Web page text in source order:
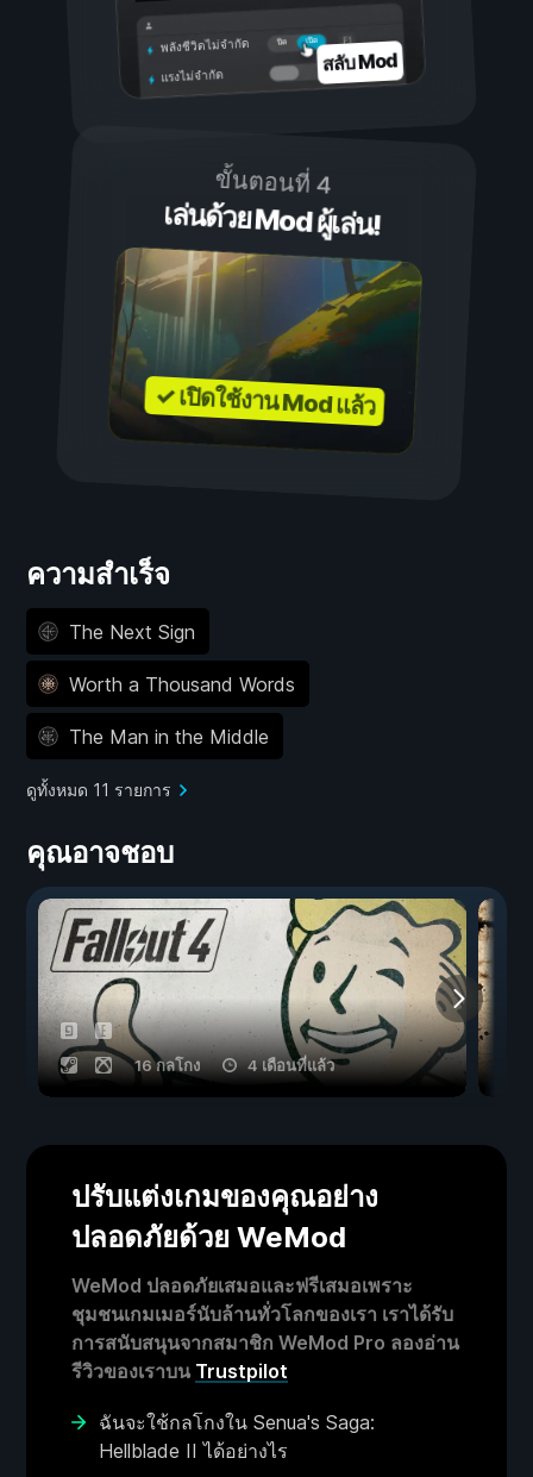
เปิด
ปิด
พลังชีวิตไม่จำกัด
แรงไม่จำกัด สลับ Mod
ขั้นตอนที่ 4
เล่นด้วย Mod ผู้เล่น!
✓ เปิดใช้งาน Mod แล้ว
ความสำเร็จ
The Next Sign
Worth a Thousand Words
The Man in the Middle
ดูทั้งหมด 11 รายการ
คุณอาจชอบ
16 กลโกง 4 เดือนที่แล้ว
ปรับแต่งเกมของคุณอย่าง
ปลอดภัยด้วย WeMod
WeMod ปลอดภัยเสมอและฟรีเสมอเพราะ
ชุมชนเกมเมอร์นับล้านทั่วโลกของเรา เราได้รับ
การสนับสนุนจากสมาชิก WeMod Pro ลองอ่าน
รีวิวของเราบน Trustpilot
ฉันจะใช้กลโกงใน Senua's Saga:
Hellblade II ได้อย่างไร